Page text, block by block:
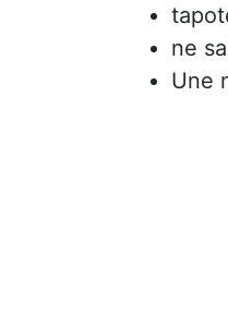
ne
Une